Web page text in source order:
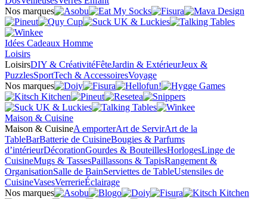
Nos marques
Idées Cadeaux Homme
Loisirs
LoisirsDIY & CréativitéFêteJardin & ExtérieurJeux &
PuzzlesSportTech & AccessoiresVoyage
Nos marques
Maison & Cuisine
Maison & CuisineA emporterArt de ServirArt de la
TableBarBatterie de CuisineBougies & Parfums
d’intérieurDécorationGourdes & BouteillesHorlogesLinge de
CuisineMugs & TassesPaillassons & TapisRangement &
OrganisationSalle de BainServiettes de TableUstensiles de
CuisineVasesVerrerieÉclairage
Nos marques